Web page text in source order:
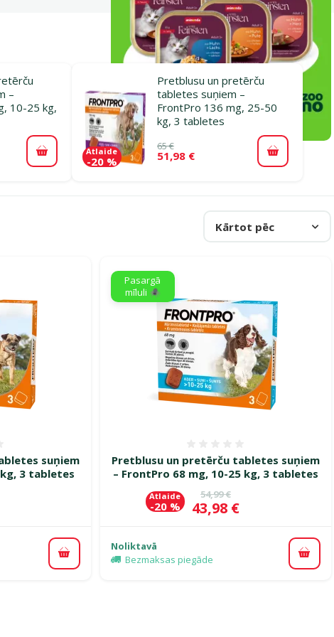
–
10-25 kg,
Pievienot grozam
Pretblusu un pretērču
tabletes suņiem –
FrontPro 136 mg, 25-50
kg, 3 tabletes
65 €
51,98 €
Atlaide
-20 % Pievienot
Kārtot pēc
suņiem
3 tabletes
Pievienot grozam
Pretblusu un pretērču tabletes suņiem
– FrontPro 68 mg, 10-25 kg, 3 tabletes
Oriģinālā cena
54,99 €
Cena
43,98 €
Atlaide
-20 %
Pasargā
mīluli 🕷️
Noliktavā
Bezmaksas piegāde